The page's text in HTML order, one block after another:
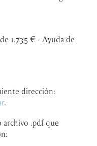
1.735 € - Ayuda de
dirección:
.
archivo .pdf que